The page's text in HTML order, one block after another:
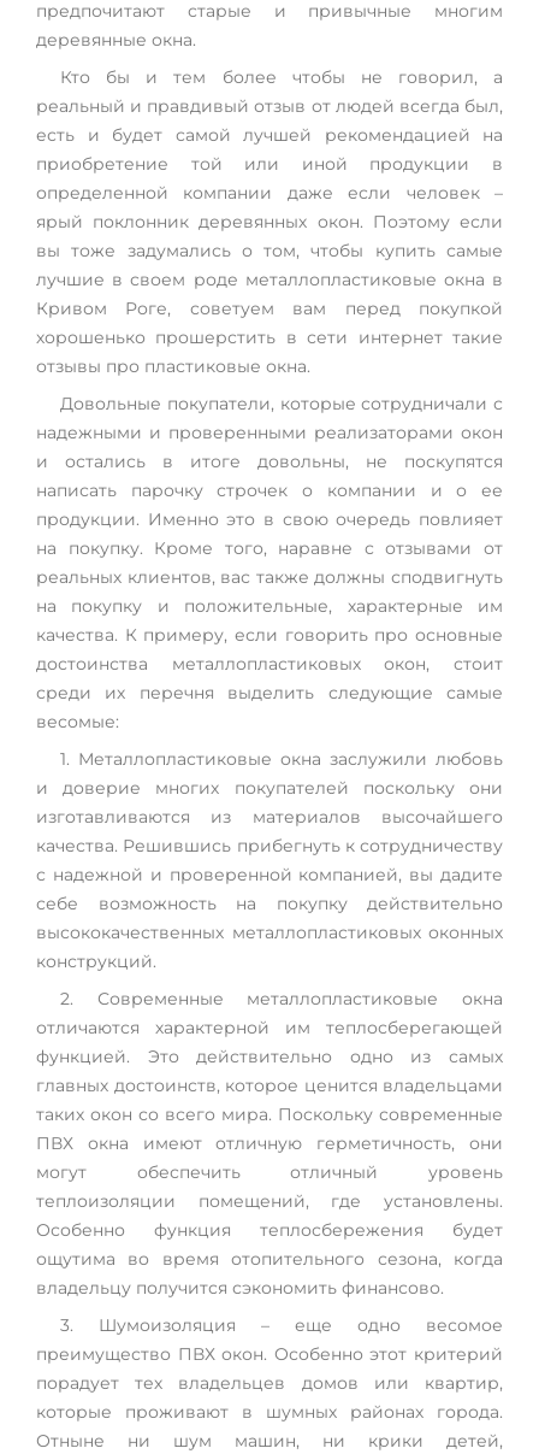
предпочитают старые и привычные многим
деревянные окна.
Кто бы и тем более чтобы не говорил, а
реальный и правдивый отзыв от людей всегда был,
есть и будет самой лучшей рекомендацией на
приобретение той или иной продукции в
определенной компании даже если человек –
ярый поклонник деревянных окон. Поэтому если
вы тоже задумались о том, чтобы купить самые
лучшие в своем роде металлопластиковые окна в
Кривом Роге, советуем вам перед покупкой
хорошенько прошерстить в сети интернет такие
отзывы про пластиковые окна.
Довольные покупатели, которые сотрудничали с
надежными и проверенными реализаторами окон
и остались в итоге довольны, не поскупятся
написать парочку строчек о компании и о ее
продукции. Именно это в свою очередь повлияет
на покупку. Кроме того, наравне с отзывами от
реальных клиентов, вас также должны сподвигнуть
на покупку и положительные, характерные им
качества. К примеру, если говорить про основные
достоинства металлопластиковых окон, стоит
среди их перечня выделить следующие самые
весомые:
1. Металлопластиковые окна заслужили любовь
и доверие многих покупателей поскольку они
изготавливаются из материалов высочайшего
качества. Решившись прибегнуть к сотрудничеству
с надежной и проверенной компанией, вы дадите
себе возможность на покупку действительно
высококачественных металлопластиковых оконных
конструкций.
2. Современные металлопластиковые окна
отличаются характерной им теплосберегающей
функцией. Это действительно одно из самых
главных достоинств, которое ценится владельцами
таких окон со всего мира. Поскольку современные
ПВХ окна имеют отличную герметичность, они
могут обеспечить отличный уровень
теплоизоляции помещений, где установлены.
Особенно функция теплосбережения будет
ощутима во время отопительного сезона, когда
владельцу получится сэкономить финансово.
3. Шумоизоляция – еще одно весомое
преимущество ПВХ окон. Особенно этот критерий
порадует тех владельцев домов или квартир,
которые проживают в шумных районах города.
Отныне ни шум машин, ни крики детей,